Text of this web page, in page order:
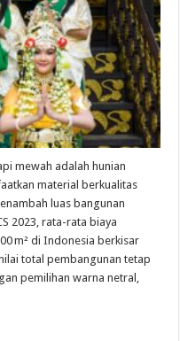
mewah adalah hunian
material berkualitas
luas bangunan
2023, rata-rata biaya
m² di Indonesia berkisar
total pembangunan tetap
pemilihan warna netral,